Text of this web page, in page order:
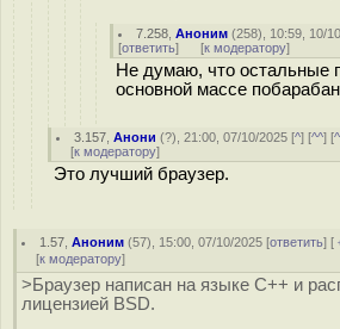
7.258 ,Аноним (258), 10:59, 10/
[ответить] [к модератору]
Не думаю, что остальные
основной массе
3.157 ,Анони (?), 21:00, 07/10/2025 [^] [^^] [
[к модератору]
Это лучший браузер.
1.57 ,Аноним (57), 15:00, 07/10/2025 [ответить] [
[к модератору]
>Браузер написан на языке С++ и
лицензией BSD.